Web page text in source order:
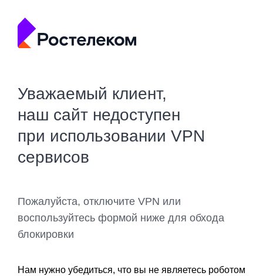
Уважаемый клиент,
наш сайт недоступен
при использовании VPN
сервисов
Пожалуйста, отключите VPN или
воспользуйтесь формой ниже для обхода
блокировки
Нам нужно убедиться, что вы не являетесь роботом